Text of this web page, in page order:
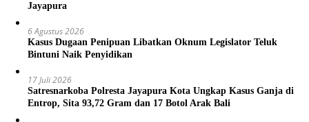
Jayapura
6 Agustus 2026
Kasus Dugaan Penipuan Libatkan Oknum Legislator Teluk
Bintuni Naik Penyidikan
17 Juli 2026
Satresnarkoba Polresta Jayapura Kota Ungkap Kasus Ganja di
Entrop, Sita 93,72 Gram dan 17 Botol Arak Bali